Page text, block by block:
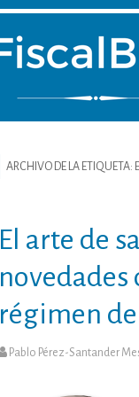
ARCHIVO DE LA ETIQUETA:
El arte de
régimen
Pablo Pérez-Santander